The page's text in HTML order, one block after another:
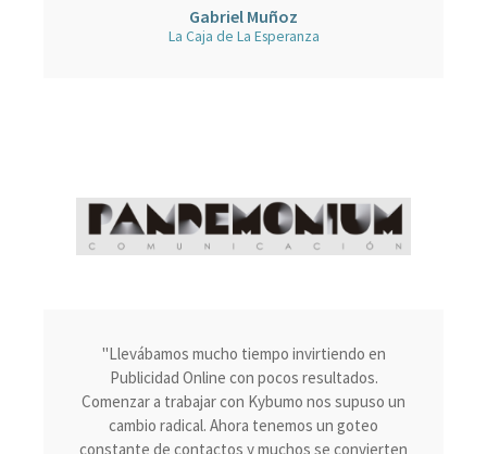
Comenzar a trabajar con Kybumo nos supuso un
cambio radical. Ahora tenemos un goteo
constante de contactos y muchos se convierten
en clientes. Llevamos varios años trabajando con